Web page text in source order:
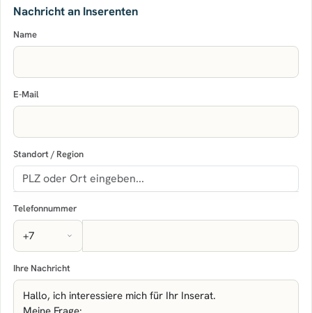
Nachricht an Inserenten
Name
E-Mail
Standort / Region
Telefonnummer
Ihre Nachricht